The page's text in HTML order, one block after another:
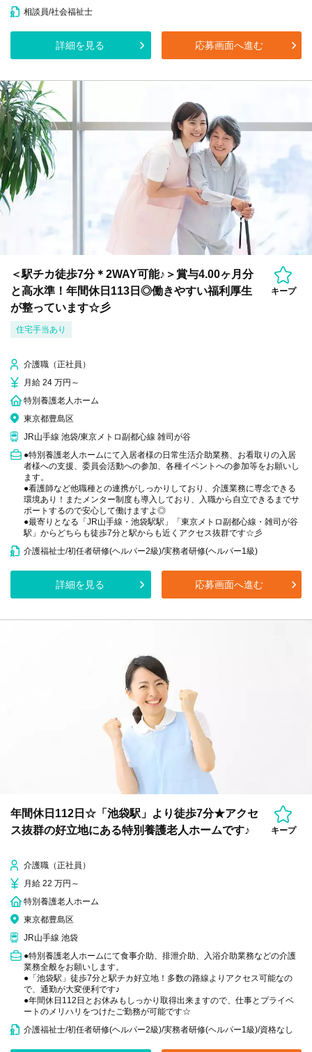
相談員/社会福祉士
詳細を見る 応募画面へ進む
＜駅チカ徒歩7分＊2WAY可能♪＞賞与4.00ヶ月分
と高水準！年間休日113日◎働きやすい福利厚生
が整っています☆彡
キープ
住宅手当あり
介護職（正社員）
月給 24 万円～
特別養護老人ホーム
東京都豊島区
JR山手線 池袋/東京メトロ副都心線 雑司が谷
●特別養護老人ホームにて入居者様の日常生活介助業務、お看取りの入居
者様への支援、委員会活動への参加、各種イベントへの参加等をお願いし
ます。
●看護師など他職種との連携がしっかりしており、介護業務に専念できる
環境あり！またメンター制度も導入しており、入職から自立できるまでサ
ポートするので安心して働けますよ◎
●最寄りとなる「JR山手線・池袋駅駅」「東京メトロ副都心線・雑司が谷
駅」からどちらも徒歩7分と駅からも近くアクセス抜群です☆彡
介護福祉士/初任者研修(ヘルパー2級)/実務者研修(ヘルパー1級)
詳細を見る 応募画面へ進む
年間休日112日☆「池袋駅」より徒歩7分★アクセ
ス抜群の好立地にある特別養護老人ホームです♪
キープ
介護職（正社員）
月給 22 万円～
特別養護老人ホーム
東京都豊島区
JR山手線 池袋
●特別養護老人ホームにて食事介助、排泄介助、入浴介助業務などの介護
業務全般をお願いします。
●「池袋駅」徒歩7分と駅チカ好立地！多数の路線よりアクセス可能なの
で、通勤が大変便利です♪
●年間休日112日とお休みもしっかり取得出来ますので、仕事とプライベ
ートのメリハリをつけたご勤務が可能です☆
介護福祉士/初任者研修(ヘルパー2級)/実務者研修(ヘルパー1級)/資格なし